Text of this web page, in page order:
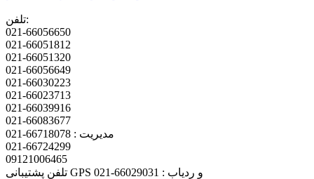
تلفن:
021-66056650
021-66051812
021-66051320
021-66056649
021-66030223
021-66023713
021-66039916
021-66083677
مدیریت : 66718078-021
021-66724299
09121006465
تلفن پشتیبانی GPS و ردیاب : 66029031-021